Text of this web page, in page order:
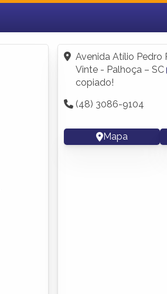
Fazer login
Criar conta
Avenida Atílio Pedro
Vinte - Palhoça – SC
copiado!
(48) 3086-9104
Mapa